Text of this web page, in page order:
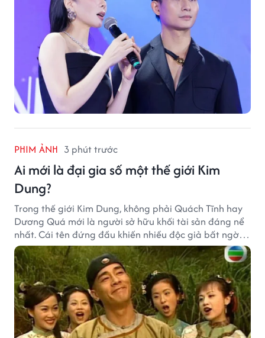
PHIM ẢNH 3 phút trước
Ai mới là đại gia số một thế giới Kim
Dung?
Trong thế giới Kim Dung, không phải Quách Tĩnh hay
Dương Quá mới là người sở hữu khối tài sản đáng nể
nhất. Cái tên đứng đầu khiến nhiều độc giả bất ngờ
bởi xuất thân của nhân vật này hoàn toàn không
giống một đại hiệp.